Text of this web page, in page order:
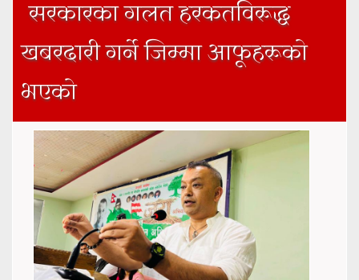
सरकारका गलत हरकतविरूद्ध
खबरदारी गर्ने जिम्मा आफूहरूको
भएको